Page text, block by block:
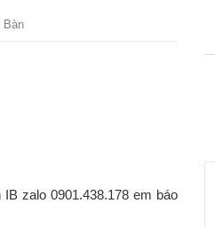
Bàn
zalo 0901.438.178 em báo